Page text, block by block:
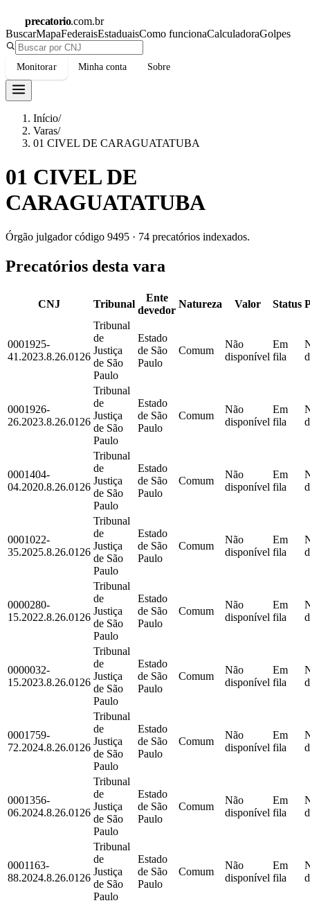
precatorio.com.br
BuscarMapaFederaisEstaduaisComo funcionaCalculadoraGolpes
Monitorar Minha conta Sobre
Início/
Varas/
01 CIVEL DE CARAGUATATUBA
01 CIVEL DE
CARAGUATATUBA
Órgão julgador código 9495 · 74 precatórios indexados.
Precatórios desta vara
CNJ Tribunal
Ente
devedor
Natureza Valor Status
0001925-
41.2023.8.26.0126
Tribunal
de
Justiça
de São
Paulo
Estado
de São
Paulo
Comum
Não
disponível
Em
fila
0001926-
26.2023.8.26.0126
Tribunal
de
Justiça
de São
Paulo
Estado
de São
Paulo
Comum
Não
disponível
Em
fila
0001404-
04.2020.8.26.0126
Tribunal
de
Justiça
de São
Paulo
Estado
de São
Paulo
Comum
Não
disponível
Em
fila
0001022-
35.2025.8.26.0126
Tribunal
de
Justiça
de São
Paulo
Estado
de São
Paulo
Comum
Não
disponível
Em
fila
0000280-
15.2022.8.26.0126
Tribunal
de
Justiça
de São
Paulo
Estado
de São
Paulo
Comum
Não
disponível
Em
fila
0000032-
15.2023.8.26.0126
Tribunal
de
Justiça
de São
Paulo
Estado
de São
Paulo
Comum
Não
disponível
Em
fila
0001759-
72.2024.8.26.0126
Tribunal
de
Justiça
de São
Paulo
Estado
de São
Paulo
Comum
Não
disponível
Em
fila
0001356-
06.2024.8.26.0126
Tribunal
de
Justiça
de São
Paulo
Estado
de São
Paulo
Comum
Não
disponível
Em
fila
0001163-
88.2024.8.26.0126
Tribunal
de
Justiça
de São
Paulo
Estado
de São
Paulo
Comum
Não
disponível
Em
fila